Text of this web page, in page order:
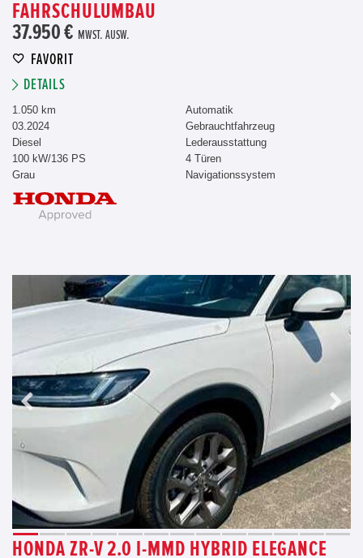
FAHRSCHULUMBAU
37.950 € MWST. AUSW.
FAVORIT
DETAILS
1.050 km
03.2024
Diesel
100 kW/136 PS
Grau
Automatik
Gebrauchtfahrzeug
Lederausstattung
4 Türen
Navigationssystem
HONDA ZR-V 2.0 I-MMD HYBRID ELEGANCE